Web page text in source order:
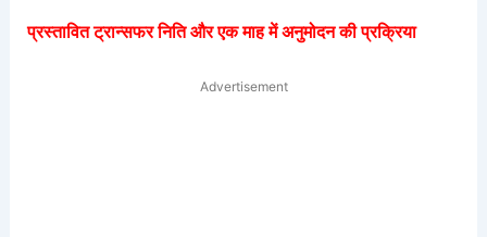
प्रस्तावित ट्रान्सफर निति और एक माह में अनुमोदन की प्रक्रिया
Advertisement